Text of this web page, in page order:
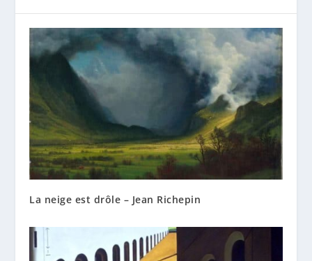
La neige est drôle – Jean Richepin